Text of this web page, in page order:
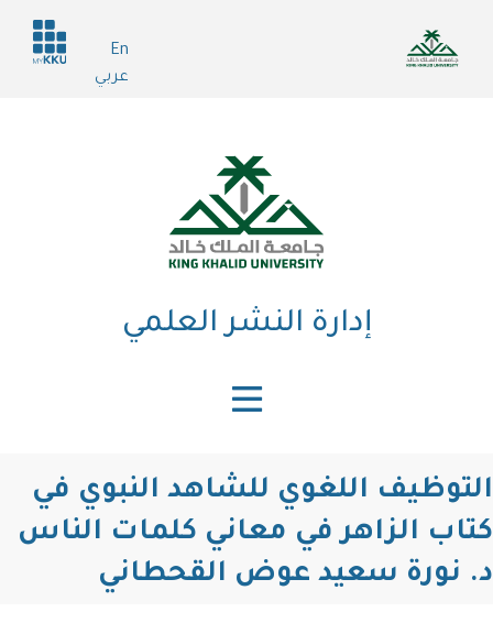
المحتوى
En
عربي
Header
services
إدارة النشر العلمي
التوظيف اللغوي للشاهد النبوي في
كتاب الزاهر في معاني كلمات الناس
د. نورة سعيد عوض القحطاني